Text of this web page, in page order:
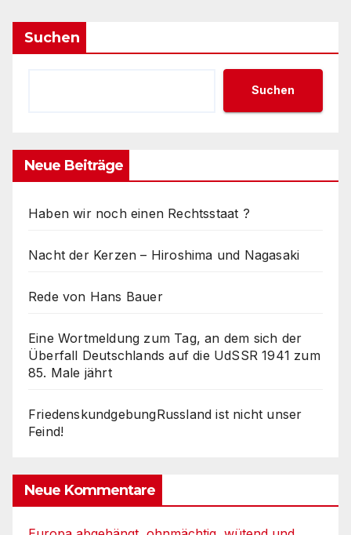
Beiträge
Suchen
Suchen
Neue Beiträge
Haben wir noch einen Rechtsstaat ?
Nacht der Kerzen – Hiroshima und Nagasaki
Rede von Hans Bauer
Eine Wortmeldung zum Tag, an dem sich der
Überfall Deutschlands auf die UdSSR 1941 zum
85. Male jährt
FriedenskundgebungRussland ist nicht unser
Feind!
Neue Kommentare